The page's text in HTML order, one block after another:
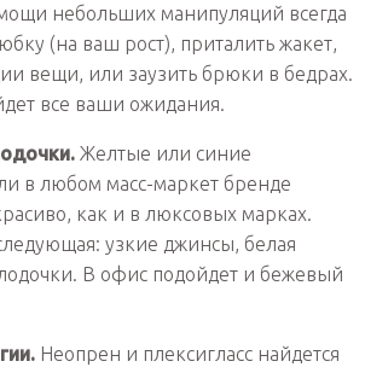
небольших манипуляций всегда
(на ваш рост), приталить жакет,
вещи, или заузить брюки в бедрах.
все ваши ожидания.
Желтые или синие
в любом масс-маркет бренде
как и в люксовых марках.
узкие джинсы, белая
В офис подойдет и бежевый
Неопрен и плексигласс найдется